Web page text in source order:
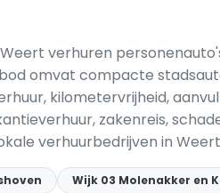
verhuren
omvat compacte
kilometervrijheid,
zakenreis,
verhuurbedrijven in
Wijk 03 Molenakker en